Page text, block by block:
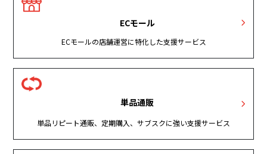
ECモール
ECモールの店舗運営に特化した支援サービス
単品通販
単品リピート通販、定期購入、サブスクに強い支援サービス